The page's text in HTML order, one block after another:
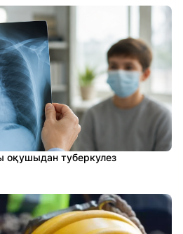
оқушыдан туберкулез